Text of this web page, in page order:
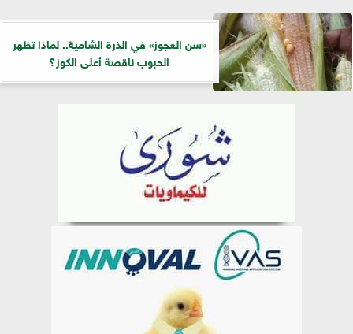
«سن العجوز» في الذرة الشامية.. لماذا تظهر
الحبوب ناقصة أعلى الكوز؟